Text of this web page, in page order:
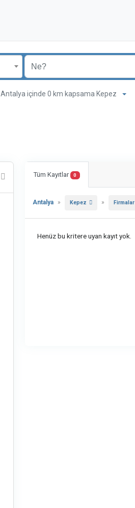
Antalya içinde 0 km kapsama Kepez
Tüm Kayıtlar 0
Antalya » Kepez » Firmalar
Henüz bu kritere uyan kayıt yok.